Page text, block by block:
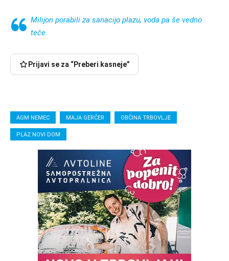
Milijon porabili za sanacijo plazu, voda pa še vedno
teče.
Prijavi se za “Preberi kasneje”
AGM NEMEC MAJA GERČER OBČINA TRBOVLJE
PLAZ NOVI DOM